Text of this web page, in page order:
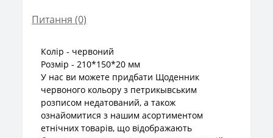
Питання (0)
Колір - червоний
Розмір - 210*150*20 мм
У нас ви можете придбати Щоденник
червоного кольору з петрикывським
розписом недатований, а також
ознайомитися з нашим асортиментом
етнічних товарів, що відображають